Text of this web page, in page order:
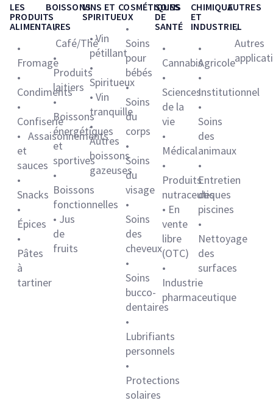
LES
PRODUITS
ALIMENTAIRES
•
Fromage
•
Condiments
•
Confiserie
• Assaisonnements
et
sauces
•
Snacks
•
Épices
•
Pâtes
à
tartiner
BOISSONS
•
Café/Thé
•
Produits
laitiers
•
Boissons
énergétiques
et
sportives
•
Boissons
fonctionnelles
• Jus
de
fruits
VINS ET
SPIRITUEUX
• Vin
pétillant
•
Spiritueux
• Vin
tranquille
•
Autres
boissons
gazeuses
COSMÉTIQUES
•
Soins
pour
bébés
•
Soins
du
corps
•
Soins
du
visage
•
Soins
des
cheveux
•
Soins
bucco-
dentaires
•
Lubrifiants
personnels
•
Protections
solaires
SOINS
DE
SANTÉ
•
Cannabis
•
Sciences
de la
vie
•
Médical
•
Produits
nutraceutiques
• En
vente
libre
(OTC)
•
Industrie
pharmaceutique
CHIMIQUE
ET
INDUSTRIEL
•
Agricole
•
Institutionnel
•
Soins
des
animaux
•
Entretien
des
piscines
•
Nettoyage
des
surfaces
AUTRES
•
Autres